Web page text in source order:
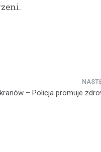
– Policja promuje